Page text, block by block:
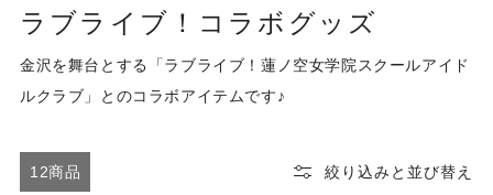
ラブライブ！コラボグッズ
金沢を舞台とする「ラブライブ！蓮ノ空女学院スクールアイド
ルクラブ」とのコラボアイテムです♪
絞り込みと並び替え
12商品